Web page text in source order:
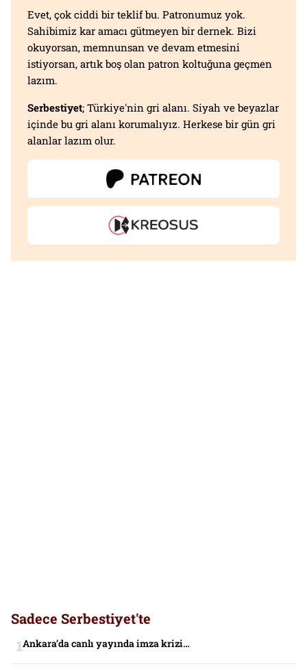
Evet, çok ciddi bir teklif bu. Patronumuz yok.
Sahibimiz kar amacı gütmeyen bir dernek. Bizi
okuyorsan, memnunsan ve devam etmesini
istiyorsan, artık boş olan patron koltuğuna geçmen
lazım.
Serbestiyet; Türkiye'nin gri alanı. Siyah ve beyazlar
içinde bu gri alanı korumalıyız. Herkese bir gün gri
alanlar lazım olur.
Sadece Serbestiyet'te
Ankara’da canlı yayında imza krizi…